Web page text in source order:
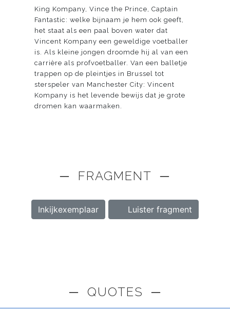
King Kompany, Vince the Prince, Captain
Fantastic: welke bijnaam je hem ook geeft,
het staat als een paal boven water dat
Vincent Kompany een geweldige voetballer
is. Als kleine jongen droomde hij al van een
carrière als profvoetballer. Van een balletje
trappen op de pleintjes in Brussel tot
sterspeler van Manchester City: Vincent
Kompany is het levende bewijs dat je grote
dromen kan waarmaken.
─ FRAGMENT ─
Inkijkexemplaar Luister fragment
─ QUOTES ─